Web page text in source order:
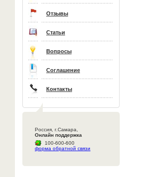
Отзывы
Статьи
Вопросы
Соглашение
Контакты
Россия, г.Самара,
Онлайн поддержка
100-600-600
форма обратной связи